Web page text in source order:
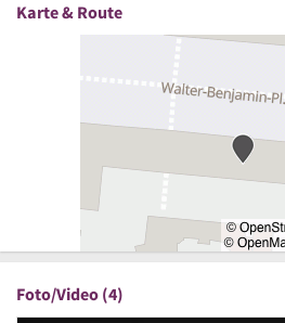
Karte & Route
Foto/Video (4)